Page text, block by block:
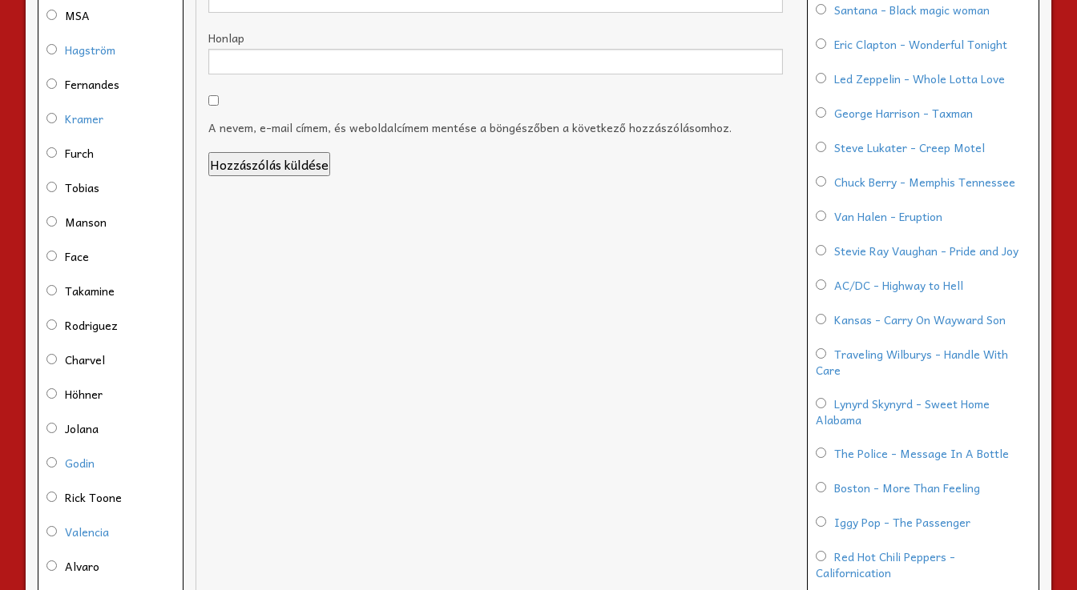
Honlap
A nevem, e-mail címem, és weboldalcímem mentése a böngészőben a következő hozzászólásomhoz.
MSA
Hagström
Fernandes
Kramer
Furch
Tobias
Manson
Face
Takamine
Rodriguez
Charvel
Höhner
Jolana
Godin
Rick Toone
Valencia
Alvaro
Santana - Black magic woman
Eric Clapton - Wonderful Tonight
Led Zeppelin - Whole Lotta Love
George Harrison - Taxman
Steve Lukater - Creep Motel
Chuck Berry - Memphis Tennessee
Van Halen - Eruption
Stevie Ray Vaughan - Pride and Joy
AC/DC - Highway to Hell
Kansas - Carry On Wayward Son
Traveling Wilburys - Handle With
Care
Lynyrd Skynyrd - Sweet Home
Alabama
The Police - Message In A Bottle
Boston - More Than Feeling
Iggy Pop - The Passenger
Red Hot Chili Peppers -
Californication